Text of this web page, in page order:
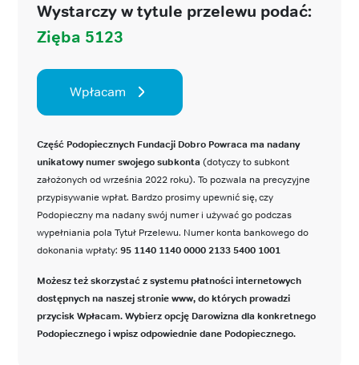
Wystarczy w tytule przelewu podać:
Zięba 5123
Wpłacam
Część Podopiecznych Fundacji Dobro Powraca ma nadany
unikatowy numer swojego subkonta (dotyczy to subkont
założonych od września 2022 roku). To pozwala na precyzyjne
przypisywanie wpłat. Bardzo prosimy upewnić się, czy
Podopieczny ma nadany swój numer i używać go podczas
wypełniania pola Tytuł Przelewu. Numer konta bankowego do
dokonania wpłaty: 95 1140 1140 0000 2133 5400 1001
Możesz też skorzystać z systemu płatności internetowych
dostępnych na naszej stronie www, do których prowadzi
przycisk Wpłacam. Wybierz opcję Darowizna dla konkretnego
Podopiecznego i wpisz odpowiednie dane Podopiecznego.